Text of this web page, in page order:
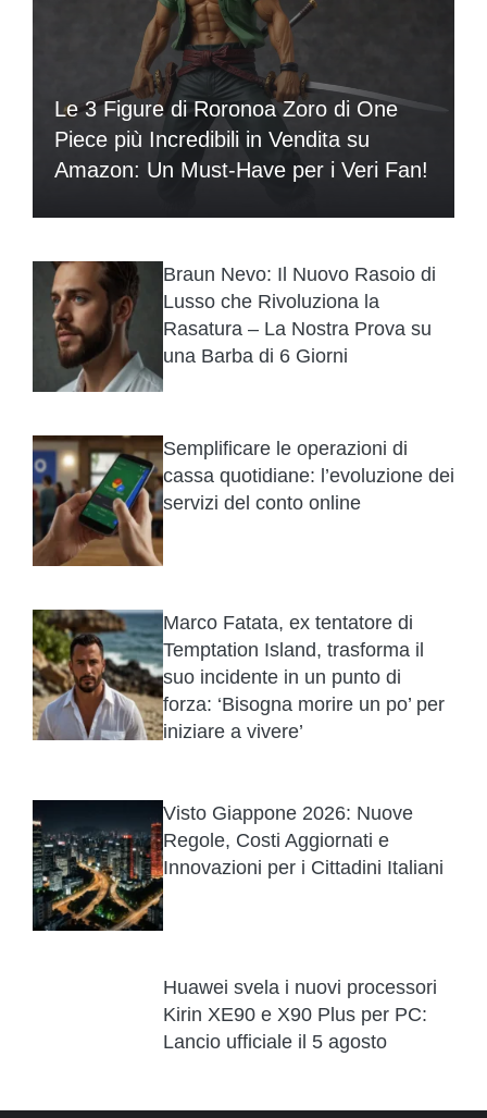
Le 3 Figure di Roronoa Zoro di One
Piece più Incredibili in Vendita su
Amazon: Un Must-Have per i Veri Fan!
Braun Nevo: Il Nuovo Rasoio di
Lusso che Rivoluziona la
Rasatura – La Nostra Prova su
una Barba di 6 Giorni
Semplificare le operazioni di
cassa quotidiane: l’evoluzione dei
servizi del conto online
Marco Fatata, ex tentatore di
Temptation Island, trasforma il
suo incidente in un punto di
forza: ‘Bisogna morire un po’ per
iniziare a vivere’
Visto Giappone 2026: Nuove
Regole, Costi Aggiornati e
Innovazioni per i Cittadini Italiani
Huawei svela i nuovi processori
Kirin XE90 e X90 Plus per PC:
Lancio ufficiale il 5 agosto